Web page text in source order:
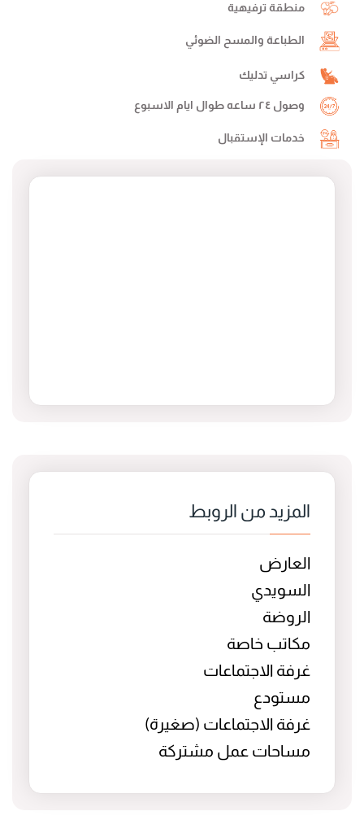
المزيد من الروبط
العارض
السويدي
الروضة
مكاتب خاصة
غرفة الاجتماعات
مستودع
غرفة الاجتماعات (صغيرة)
مساحات عمل مشتركة
منطقة ترفيهية
الطباعة والمسح الضوئي
كراسي تدليك
وصول ٢٤ ساعه طوال ايام الاسبوع
خدمات الإستقبال